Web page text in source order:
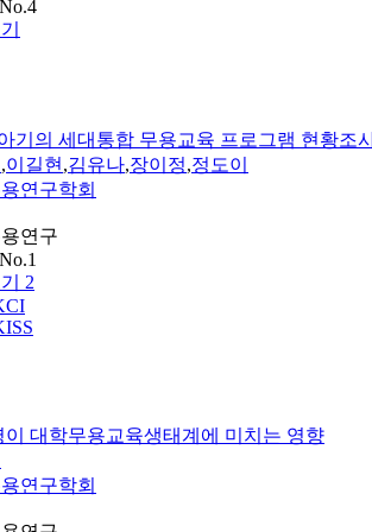
기의 세대통합 무용교육 프로그램 현황조
,이길현,김유나,장이정,정도이
연구학회
연구
2
이 대학무용교육생태계에 미치는 영향
연구학회